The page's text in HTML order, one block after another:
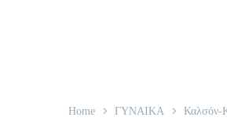
Home ΓΥΝΑΙΚΑ Καλσόν-